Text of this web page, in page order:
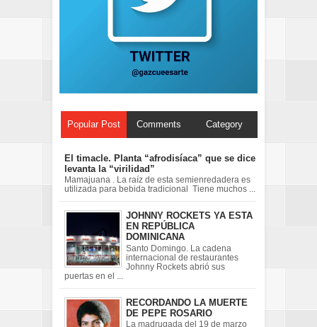
Popular Post Comments Category
El timacle. Planta “afrodisíaca” que se dice
levanta la “virilidad”
Mamajuana . La raíz de esta semienredadera es
utilizada para bebida tradicional Tiene muchos ...
JOHNNY ROCKETS YA ESTA
EN REPÚBLICA
DOMINICANA
Santo Domingo. La cadena
internacional de restaurantes
Johnny Rockets abrió sus
puertas en el ...
RECORDANDO LA MUERTE
DE PEPE ROSARIO
La madrugada del 19 de marzo